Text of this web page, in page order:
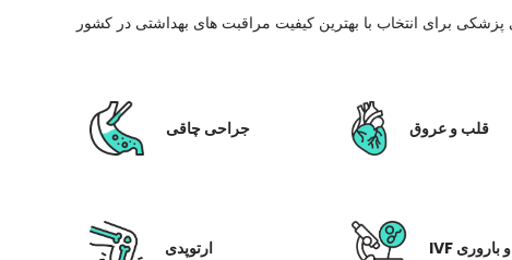
جراحی چاقی قلب و عروق
ارتوپدی IVF و باروری